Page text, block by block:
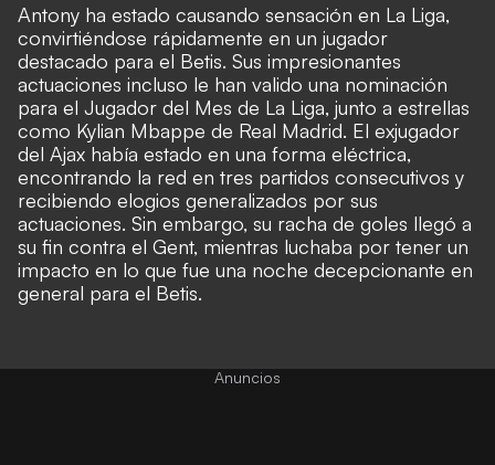
Antony ha estado causando sensación en La Liga,
convirtiéndose rápidamente en un jugador
destacado para el Betis. Sus impresionantes
actuaciones incluso le han valido una nominación
para el Jugador del Mes de La Liga, junto a estrellas
como Kylian Mbappe de Real Madrid. El exjugador
del Ajax había estado en una forma eléctrica,
encontrando la red en tres partidos consecutivos y
recibiendo elogios generalizados por sus
actuaciones. Sin embargo, su racha de goles llegó a
su fin contra el Gent, mientras luchaba por tener un
impacto en lo que fue una noche decepcionante en
general para el Betis.